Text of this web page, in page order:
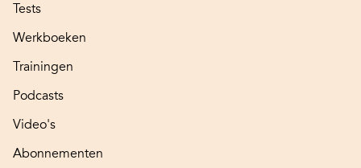
Tests
Werkboeken
Trainingen
Podcasts
Video's
Abonnementen